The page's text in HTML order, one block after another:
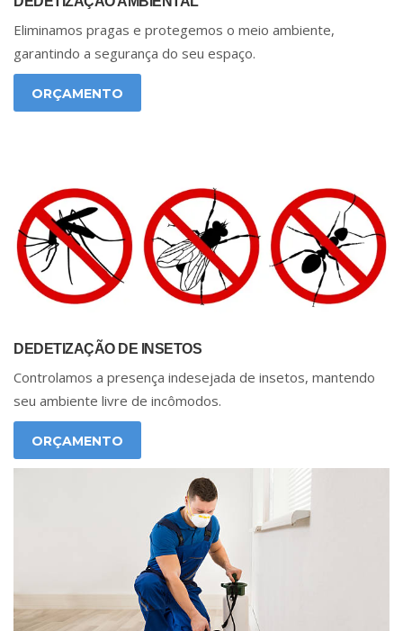
Eliminamos pragas e protegemos o meio ambiente,
garantindo a segurança do seu espaço.
ORÇAMENTO
DEDETIZAÇÃO DE INSETOS
Controlamos a presença indesejada de insetos, mantendo
seu ambiente livre de incômodos.
ORÇAMENTO